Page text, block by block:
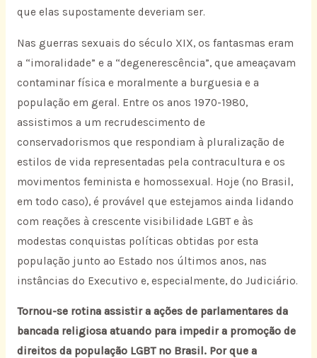
que elas supostamente deveriam ser.
Nas guerras sexuais do século XIX, os fantasmas eram
a “imoralidade” e a “degenerescência”, que ameaçavam
contaminar física e moralmente a burguesia e a
população em geral. Entre os anos 1970-1980,
assistimos a um recrudescimento de
conservadorismos que respondiam à pluralização de
estilos de vida representadas pela contracultura e os
movimentos feminista e homossexual. Hoje (no Brasil,
em todo caso), é provável que estejamos ainda lidando
com reações à crescente visibilidade LGBT e às
modestas conquistas políticas obtidas por esta
população junto ao Estado nos últimos anos, nas
instâncias do Executivo e, especialmente, do Judiciário.
Tornou-se rotina assistir a ações de parlamentares da
bancada religiosa atuando para impedir a promoção de
direitos da população LGBT no Brasil. Por que a